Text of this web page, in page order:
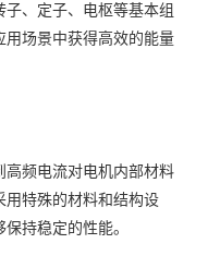
、定子、电枢等基本组
用场景中获得高效的能量
高频电流对电机内部材料
用特殊的材料和结构设
持稳定的性能。